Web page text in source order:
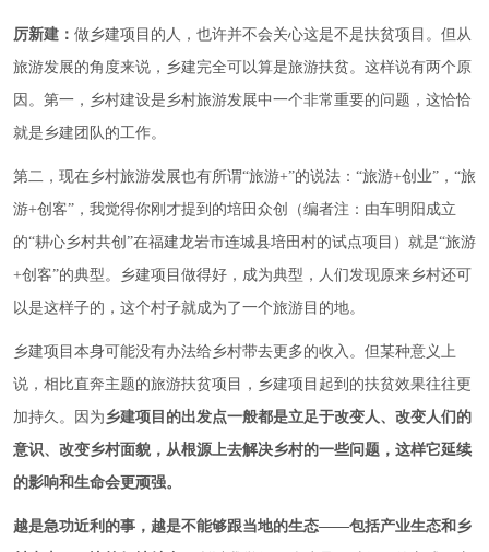
厉新建： 做乡建项目的人，也许并不会关心这是不是扶贫项目。但从
旅游发展的角度来说，乡建完全可以算是旅游扶贫。这样说有两个原
因。第一，乡村建设是乡村旅游发展中一个非常重要的问题，这恰恰
就是乡建团队的工作。
第二，现在乡村旅游发展也有所谓“旅游+”的说法：“旅游+创业”，“旅
游+创客”，我觉得你刚才提到的培田众创
（编者注：由车明阳成立
的“耕心乡村共创”在福建龙岩市连城县培田村的试点项目） 就是“旅游
+创客”的典型。乡建项目做得好，成为典型，人们发现原来乡村还可
以是这样子的，这个村子就成为了一个旅游目的地。
乡建项目本身可能没有办法给乡村带去更多的收入。但某种意义上
说，相比直奔主题的旅游扶贫项目，乡建项目起到的扶贫效果往往更
加持久。因为 乡建项目的出发点一般都是立足于改变人、改变人们的
意识、改变乡村面貌，从根源上去解决乡村的一些问题，这样它延续
的影响和生命会更顽强。
越是急功近利的事，越是不能够跟当地的生态——包括产业生态和乡